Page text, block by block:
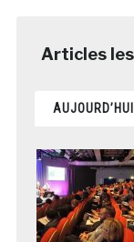
AUJOURD’HUI